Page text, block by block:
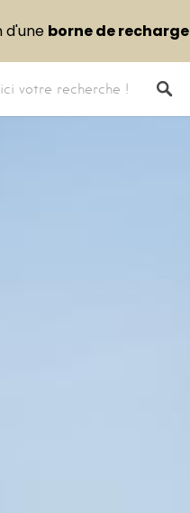
d'une borne de recharge